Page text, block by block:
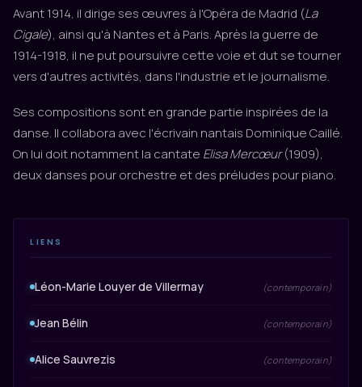
Avant 1914, il dirige ses œuvres à l'Opéra de Madrid (La
Cigale), ainsi qu'à Nantes et à Paris. Après la guerre de
1914-1918, il ne put poursuivre cette voie et dut se tourner
vers d'autres activités, dans l'industrie et le journalisme.
Ses compositions sont en grande partie inspirées de la
danse. Il collabora avec l'écrivain nantais Dominique Caillé.
On lui doit notamment la cantate Elisa Mercœur(1909),
deux danses pour orchestre et des préludes pour piano.
LIENS
Léon-Marie Louyer de Villermay (contemporain)
Jean Bélin (contemporain)
Alice Sauvrezis (contemporain)